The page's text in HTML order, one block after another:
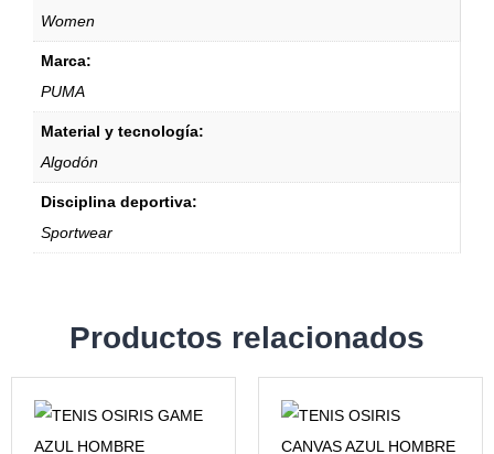
Women
Marca:
PUMA
Material y tecnología:
Algodón
Disciplina deportiva:
Sportwear
Productos relacionados